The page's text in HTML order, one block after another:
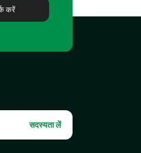
करें
सदस्यता लें